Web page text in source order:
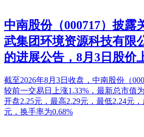
中南股份（000717）披露
武集团环境资源科技有限
的进展公告，8月3日股价
截至2026年8月3日收盘，中南股份（
较前一交易日上涨1.33%，最新总市值
开盘2.25元，最高2.29元，最低2.24元
元，换手率为0.68%